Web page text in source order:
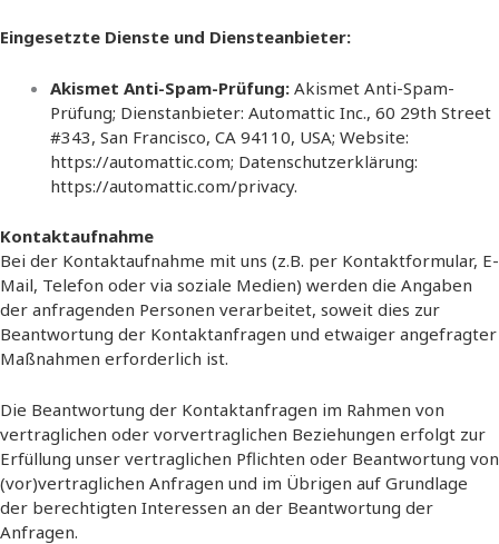
Eingesetzte Dienste und Diensteanbieter:
Akismet Anti-Spam-Prüfung: Akismet Anti-Spam-
Prüfung; Dienstanbieter: Automattic Inc., 60 29th Street
#343, San Francisco, CA 94110, USA; Website:
https://automattic.com; Datenschutzerklärung:
https://automattic.com/privacy.
Kontaktaufnahme
Bei der Kontaktaufnahme mit uns (z.B. per Kontaktformular, E-
Mail, Telefon oder via soziale Medien) werden die Angaben
der anfragenden Personen verarbeitet, soweit dies zur
Beantwortung der Kontaktanfragen und etwaiger angefragter
Maßnahmen erforderlich ist.
Die Beantwortung der Kontaktanfragen im Rahmen von
vertraglichen oder vorvertraglichen Beziehungen erfolgt zur
Erfüllung unser vertraglichen Pflichten oder Beantwortung von
(vor)vertraglichen Anfragen und im Übrigen auf Grundlage
der berechtigten Interessen an der Beantwortung der
Anfragen.